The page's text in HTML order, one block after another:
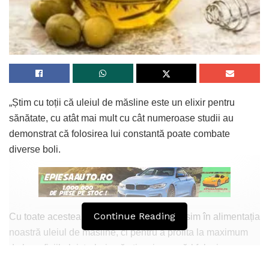
„Știm cu toții că uleiul de măsline este un elixir pentru
sănătate, cu atât mai mult cu cât numeroase studii au
demonstrat că folosirea lui constantă poate combate
diverse boli.
Cu toate acestea, nu este suficient să folosim în alimentația
noastră uleiul de măsline, ci pentru a profita la maximum
de beneficiile lui, trebuie să ştim și cum să-l folosim.
Continue Reading